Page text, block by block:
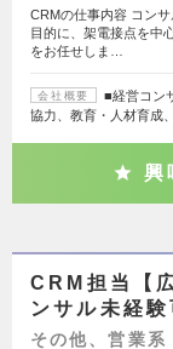
CRMの仕事内容 コン
目的に、架電接点を中
をお任せしま…
会社概要
■経営コン
協力、教育・人材育成
興
CRM担当【
ンサル未経
その他、営業系